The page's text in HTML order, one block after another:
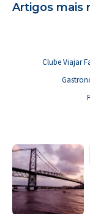
Artigos mais
Clube Viajar